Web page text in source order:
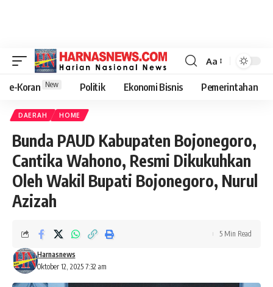
Aa
e-Koran New Politik Ekonomi Bisnis Pemerintahan
DAERAH HOME
Bunda PAUD Kabupaten Bojonegoro,
Cantika Wahono, Resmi Dikukuhkan
Oleh Wakil Bupati Bojonegoro, Nurul
Azizah
Oktober 12, 2025 7:32 am
Harnasnews
5 Min Read